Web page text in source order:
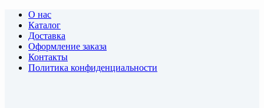
О нас
Каталог
Доставка
Оформление заказа
Контакты
Политика конфиденциальности